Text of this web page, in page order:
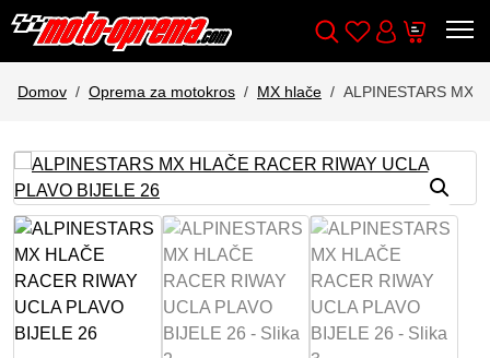
Wishlist
Cart
Domov Oprema za motokros MX hlače ALPINESTARS MX